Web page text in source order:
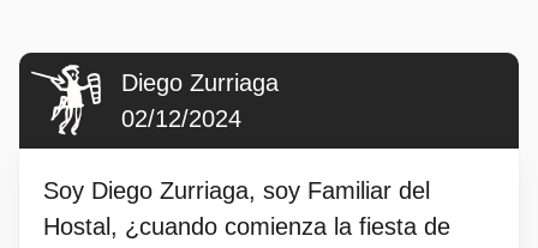
Diego Zurriaga
02/12/2024
Soy Diego Zurriaga, soy Familiar del
Hostal, ¿cuando comienza la fiesta de